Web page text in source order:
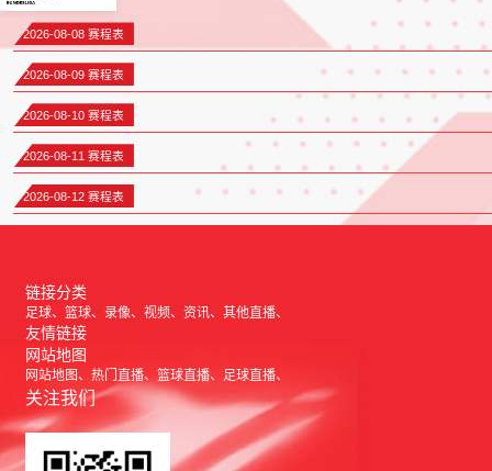
2026-08-08 赛程表
2026-08-09 赛程表
2026-08-10 赛程表
2026-08-11 赛程表
2026-08-12 赛程表
链接分类
足球 篮球 录像 视频 资讯 其他直播
友情链接
网站地图
网站地图 热门直播 篮球直播 足球直播
关注我们